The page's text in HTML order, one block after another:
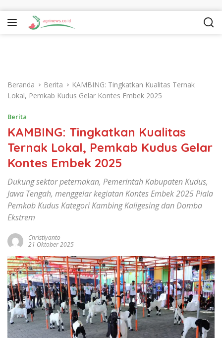
Beranda Berita
KAMBING: Tingkatkan Kualitas Ternak
Lokal, Pemkab Kudus Gelar Kontes Embek 2025
Berita
KAMBING: Tingkatkan Kualitas
Ternak Lokal, Pemkab Kudus Gelar
Kontes Embek 2025
Dukung sektor peternakan, Pemerintah Kabupaten Kudus,
Jawa Tengah, menggelar kegiatan Kontes Embek 2025 Piala
Pemkab Kudus Kategori Kambing Kaligesing dan Domba
Ekstrem
Christiyanto
21 Oktober 2025